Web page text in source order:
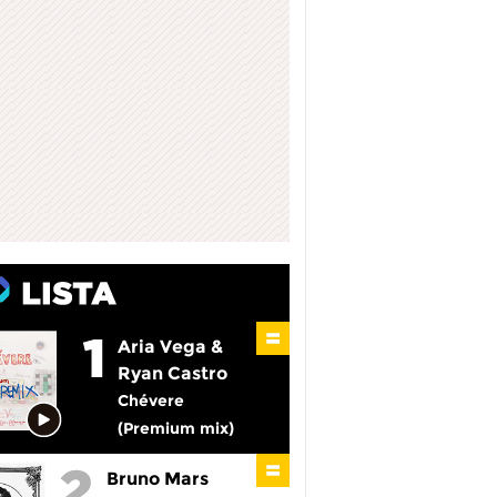
Aria Vega &
Ryan Castro
Chévere
(Premium mix)
Bruno Mars